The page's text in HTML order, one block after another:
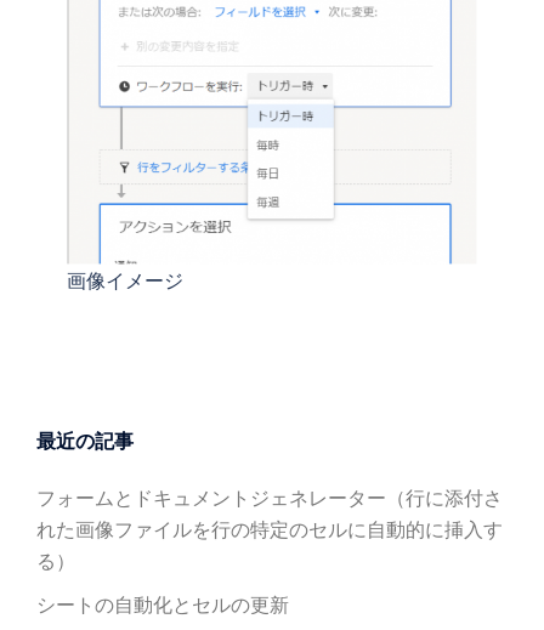
画像イメージ
最近の記事
フォームとドキュメントジェネレーター（行に添付さ
れた画像ファイルを行の特定のセルに自動的に挿入す
る）
シートの自動化とセルの更新